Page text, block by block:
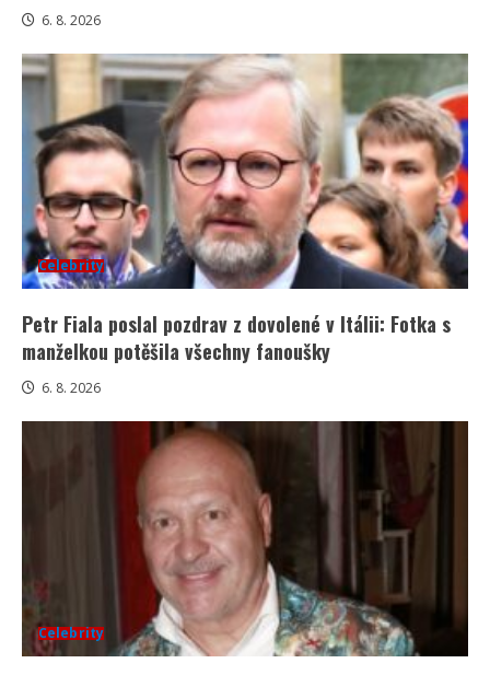
6. 8. 2026
Celebrity
Petr Fiala poslal pozdrav z dovolené v Itálii: Fotka s
manželkou potěšila všechny fanoušky
6. 8. 2026
Celebrity